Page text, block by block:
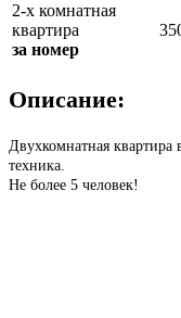
2-х комнатная
квартира
за номер
Описание:
Двухкомнатная квартира
техника.
Не более 5 человек!